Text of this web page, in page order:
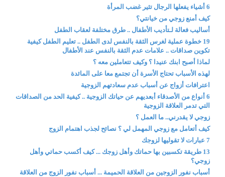
6 أشياء يفعلها الرجال تثير غضب المرأة
كيف أمنع زوجي من خيانتي؟
أساليب فعالة لـتأديب الأطفال .. طرق مختلفة لعقاب الطفل
19 خطوة عملية لغرس الثقة بالنفس لدى الطفل .. تعليم الطفل كيفية
تكوين صداقات .. علامات عدم الثقة بالنفس عند الأطفال
لماذا أصبح ابنك عنيدا ؟ وكيف تتعاملين معه ؟
لهذه الأسباب تحتاج الأسرة أن تجتمع معا على المائدة
اعترافات أزواج عن أسباب عدم سعادتهم الزوجية
6 أنواع من الأصدقاء أبعديهم عن حياتك الزوجية .. كيفية الحد من الصداقات
التي تدمر العلاقة الزوجية
زوجي لا يقدرني.. ما العمل ؟
كيف أتعامل مع زوجي المهمل لي ؟ نصائح لجذب اهتمام الزوج
7 عبارات لا تقوليها لزوجك
13 طريقة تكسبين بها حماتك وأهل زوجك ... كيف أكسب حماتي وأهل
زوجي؟
أسباب نفور الزوجين من العلاقة الحميمة ... أسباب نفور الزوج من العلاقة